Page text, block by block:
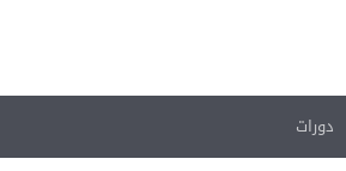
دورات